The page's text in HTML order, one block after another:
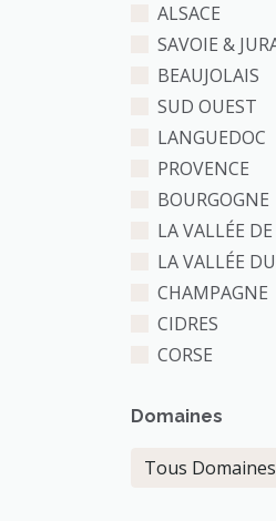
ALSACE
SAVOIE &
BEAUJOLAIS
SUD OUEST
LANGUEDOC
PROVENCE
BOURGOGNE
LA VALLÉE
LA VALLÉE
CHAMPAGNE
CIDRES
CORSE
Domaines